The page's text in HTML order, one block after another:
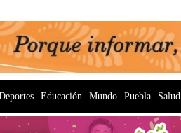
Educación Mundo Puebla Salud